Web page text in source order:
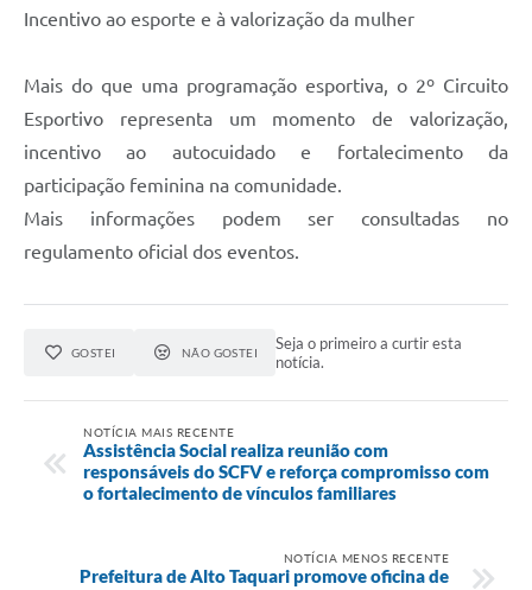
Incentivo ao esporte e à valorização da mulher
Mais do que uma programação esportiva, o 2º Circuito
Esportivo representa um momento de valorização,
incentivo ao autocuidado e fortalecimento da
participação feminina na comunidade.
Mais informações podem ser consultadas no
regulamento oficial dos eventos.
GOSTEI NÃO GOSTEI
Seja o primeiro a curtir esta
notícia.
NOTÍCIA MAIS RECENTE
Assistência Social realiza reunião com
responsáveis do SCFV e reforça compromisso com
o fortalecimento de vínculos familiares
NOTÍCIA MENOS RECENTE
Prefeitura de Alto Taquari promove oficina de